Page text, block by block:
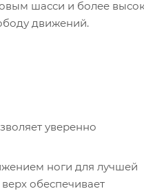
шасси и более
движений.
уверенно
ноги для лучшей
обеспечивает